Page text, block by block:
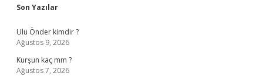
Sidebar
Son Yazılar
Ulu Önder kimdir ?
Ağustos 9, 2026
Kurşun kaç mm ?
Ağustos 7, 2026